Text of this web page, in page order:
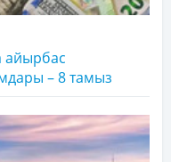
айырбас
– 8 тамыз